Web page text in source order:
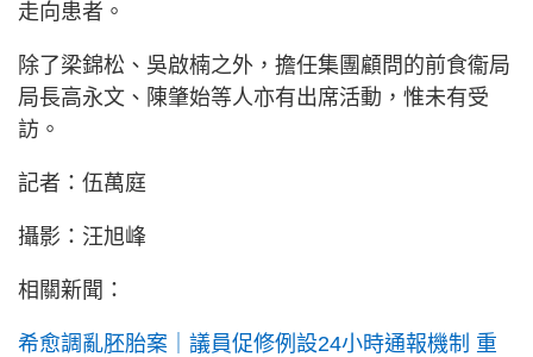
走向患者。
除了梁錦松、吳啟楠之外，擔任集團顧問的前食衞局
局長高永文、陳肇始等人亦有出席活動，惟未有受
訪。
記者：伍萬庭
攝影：汪旭峰
相關新聞：
希愈調亂胚胎案｜議員促修例設24小時通報機制 重